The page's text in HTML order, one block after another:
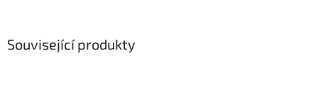
Související produkty